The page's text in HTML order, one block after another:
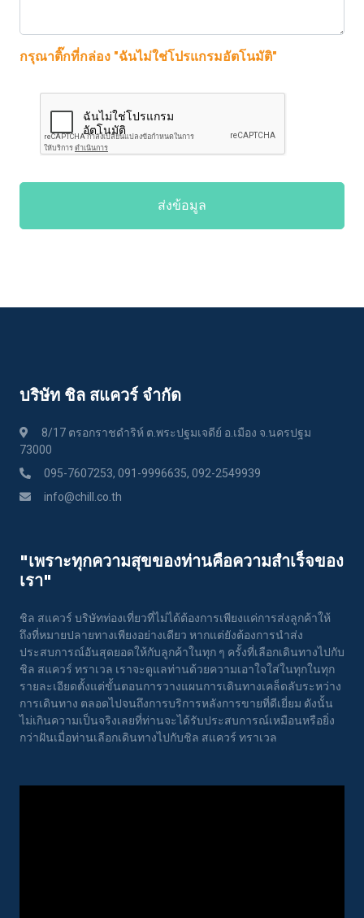
กรุณาติ๊กที่กล่อง "ฉันไม่ใช่โปรแกรมอัตโนมัติ"
ส่งข้อมูล
บริษัท ชิล สแควร์ จำกัด
8/17 ตรอกราชดำริห์ ต.พระปฐมเจดีย์ อ.เมือง จ.นครปฐม
73000
095-7607253, 091-9996635, 092-2549939
info@chill.co.th
"เพราะทุกความสุขของท่านคือความสําเร็จของ
เรา"
ชิล สแควร์ บริษัทท่องเที่ยวที่ไม่ได้ต้องการเพียงแค่การส่งลูกค้าให้
ถึงที่หมายปลายทางเพียงอย่างเดียว หากแต่ยังต้องการนำส่ง
ประสบการณ์อันสุดยอดให้กับลูกค้าในทุก ๆ ครั้งที่เลือกเดินทางไปกับ
ชิล สแควร์ ทราเวล เราจะดูแลท่านด้วยความเอาใจใส่ในทุกในทุก
รายละเอียดตั้งแต่ขั้นตอนการวางแผนการเดินทางเคล็ดลับระหว่าง
การเดินทาง ตลอดไปจนถึงการบริการหลังการขายที่ดีเยี่ยม ดังนั้น
ไม่เกินความเป็นจริงเลยที่ท่านจะได้รับประสบการณ์เหมือนหรือยิ่ง
กว่าฝันเมื่อท่านเลือกเดินทางไปกับชิล สแควร์ ทราเวล